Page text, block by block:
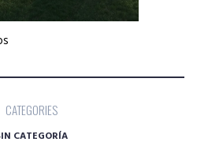
CATEGORIES
CATEGORÍA